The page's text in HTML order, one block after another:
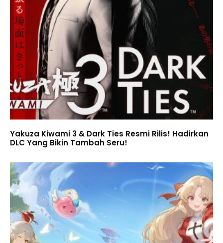
Yakuza Kiwami 3 & Dark Ties Resmi Rilis! Hadirkan
DLC Yang Bikin Tambah Seru!